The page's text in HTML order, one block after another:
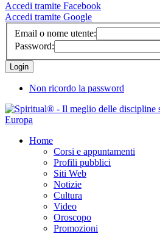
Accedi tramite Facebook
Accedi tramite Google
Email o nome utente:
Password:
Non ricordo la password
Home
Corsi e appuntamenti
Profili pubblici
Siti Web
Notizie
Cultura
Video
Oroscopo
Promozioni